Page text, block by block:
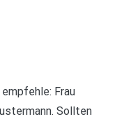
Frau
Sollten